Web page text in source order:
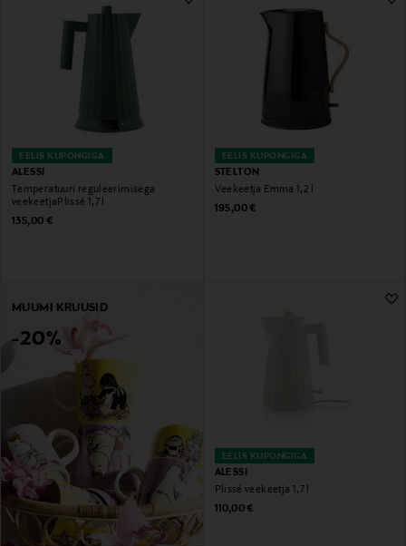
EELIS KUPONGIGA
ALESSI
Temperatuuri reguleerimisega
veekeetjaPlissé 1,7 l
Original Price
135,00 €
EELIS KUPONGIGA
STELTON
Veekeetja Emma 1,2 l
Original Price
195,00 €
MUUMI KRUUSID
-20%
EELIS KUPONGIGA
ALESSI
Plissé veekeetja 1,7 l
Original Price
110,00 €